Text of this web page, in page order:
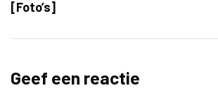
[Foto’s]
Geef een reactie